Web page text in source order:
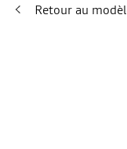
Retour au